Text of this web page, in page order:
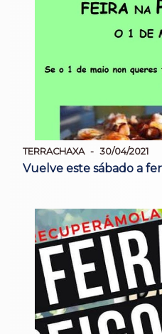
TERRACHAXA 30/04/2021
Vuelve este sábado a